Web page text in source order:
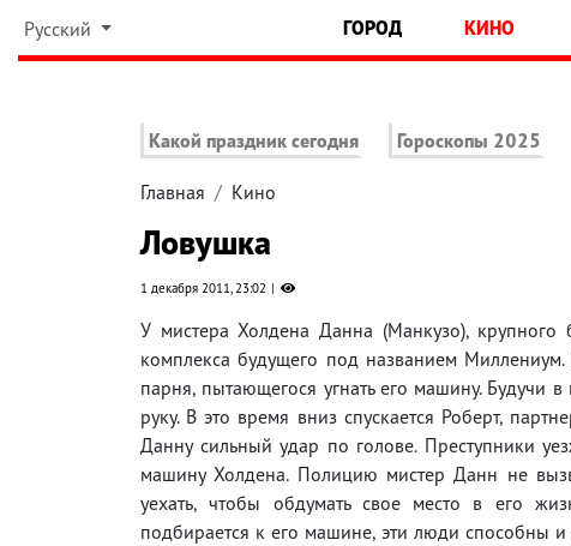
Русский ГОРОД КИНО
Какой праздник сегодня Гороскопы 2025
Главная Кино
Ловушка
1 декабря 2011, 23:02
У мистера Холдена Данна (Манкузо), крупного
комплекса будущего под названием
парня, пытающегося угнать его машину. Будучи
руку. В это время вниз спускается Роберт,
Данну сильный удар по голове. Преступники
машину Холдена. Полицию мистер Данн не
уехать, чтобы обдумать свое место в его
подбирается к его машине, эти люди способны